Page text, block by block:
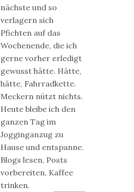
nächste und so
verlagern sich
Pfichten auf das
Wochenende, die ich
gerne vorher erledigt
gewusst hätte. Hätte,
hätte, Fahrradkette.
Meckern nützt nichts.
Heute bleibe ich den
ganzen Tag im
Jogginganzug zu
Hause und entspanne.
Blogs lesen, Posts
vorbereiten, Kaffee
trinken.